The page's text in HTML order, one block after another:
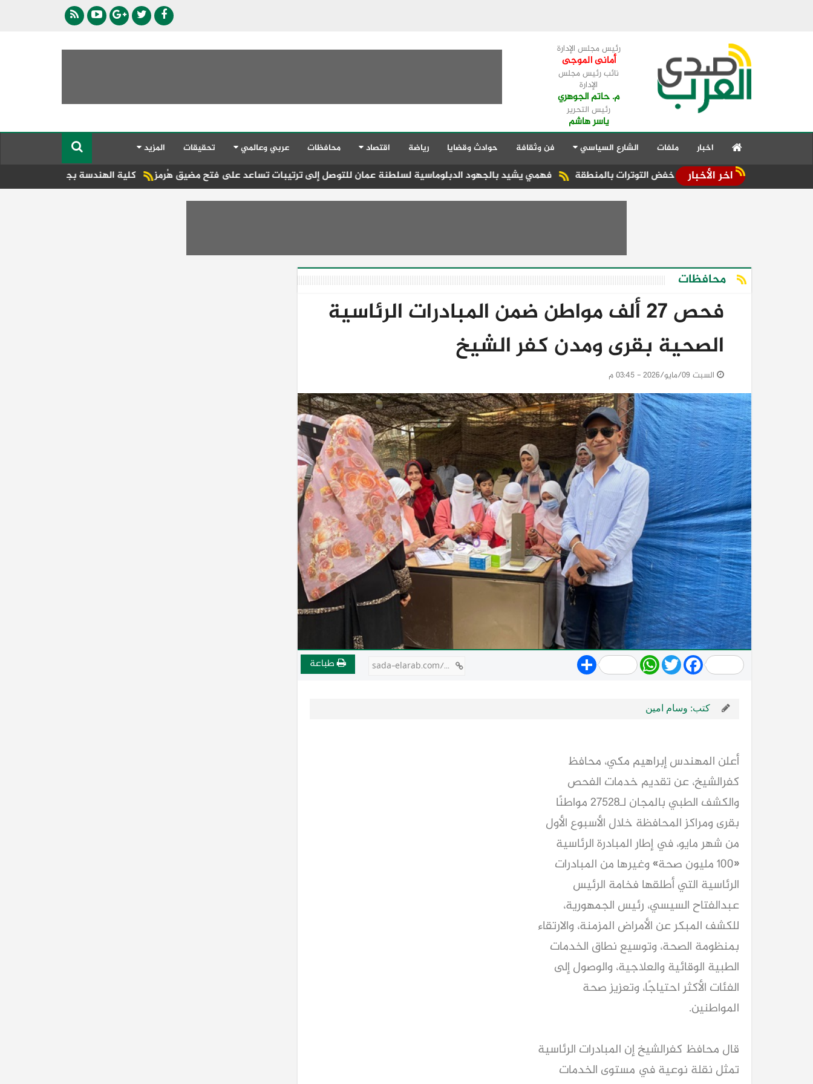
رئيس مجلس الإدارة
أمانى الموجى
نائب رئيس مجلس
الإدارة
م. حاتم الجوهري
رئيس التحرير
ياسر هاشم
اخبار ملفات الشارع السياسي فن وثقافة حوادث وقضايا رياضة اقتصاد محافظات عربي وعالمي تحقيقات المزيد
اخر الأخبار كلية الهندسة بجامعة دمنهور تطلق فعاليات فهمي يشيد بالجهود الدبلوماسية لسلطنة عمان للتوصل إلى ترتيبات تساعد على فتح مضيق هُرمز العربية تؤكد ضرورة خفض التوترات بالمنطقة
محافظات
فحص 27 ألف مواطن ضمن المبادرات الرئاسية
الصحية بقرى ومدن كفر الشيخ
السبت 09/مايو/2026 - 03:45 م
Share WhatsApp
TwitterFacebook طباعة sada-elarab.com/806144
كتب: وسام امين
أعلن المهندس إبراهيم مكي، محافظ
كفرالشيخ، عن تقديم خدمات الفحص
والكشف الطبي بالمجان لـ27528 مواطنًا
بقرى ومراكز المحافظة خلال الأسبوع الأول
من شهر مايو، في إطار المبادرة الرئاسية
«100 مليون صحة» وغيرها من المبادرات
الرئاسية التي أطلقها فخامة الرئيس
عبدالفتاح السيسي، رئيس الجمهورية،
للكشف المبكر عن الأمراض المزمنة، والارتقاء
بمنظومة الصحة، وتوسيع نطاق الخدمات
الطبية الوقائية والعلاجية، والوصول إلى
الفئات الأكثر احتياجًا، وتعزيز صحة
المواطنين.
قال محافظ كفرالشيخ إن المبادرات الرئاسية
تمثل نقلة نوعية في مستوى الخدمات